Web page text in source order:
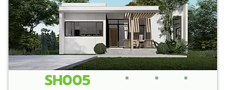
SH005